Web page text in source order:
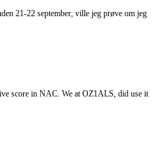
21-22 september, ville jeg prøve om jeg
score in NAC. We at OZ1ALS, did use it